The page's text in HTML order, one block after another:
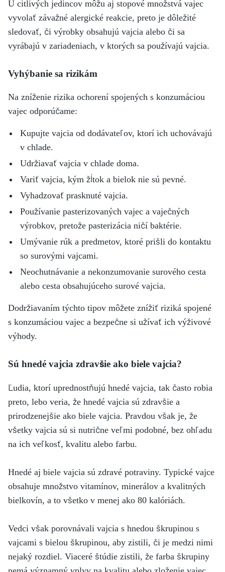
U citlivých jedincov môžu aj stopové množstvá vajec
vyvolať závažné alergické reakcie, preto je dôležité
sledovať, či výrobky obsahujú vajcia alebo či sa
vyrábajú v zariadeniach, v ktorých sa používajú vajcia.
Vyhýbanie sa rizikám
Na zníženie rizika ochorení spojených s konzumáciou
vajec odporúčame:
Kupujte vajcia od dodávateľov, ktorí ich uchovávajú
v chlade.
Udržiavať vajcia v chlade doma.
Variť vajcia, kým žĺtok a bielok nie sú pevné.
Vyhadzovať prasknuté vajcia.
Používanie pasterizovaných vajec a vaječných
výrobkov, pretože pasterizácia ničí baktérie.
Umývanie rúk a predmetov, ktoré prišli do kontaktu
so surovými vajcami.
Neochutnávanie a nekonzumovanie surového cesta
alebo cesta obsahujúceho surové vajcia.
Dodržiavaním týchto tipov môžete znížiť riziká spojené
s konzumáciou vajec a bezpečne si užívať ich výživové
výhody.
Sú hnedé vajcia zdravšie ako biele vajcia?
Ľudia, ktorí uprednostňujú hnedé vajcia, tak často robia
preto, lebo veria, že hnedé vajcia sú zdravšie a
prirodzenejšie ako biele vajcia. Pravdou však je, že
všetky vajcia sú si nutrične veľmi podobné, bez ohľadu
na ich veľkosť, kvalitu alebo farbu.
Hnedé aj biele vajcia sú zdravé potraviny. Typické vajce
obsahuje množstvo vitamínov, minerálov a kvalitných
bielkovín, a to všetko v menej ako 80 kalóriách.
Vedci však porovnávali vajcia s hnedou škrupinou s
vajcami s bielou škrupinou, aby zistili, či je medzi nimi
nejaký rozdiel. Viaceré štúdie zistili, že farba škrupiny